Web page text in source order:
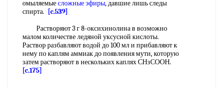
омыляемыесложные эфиры, давшие лишь следы
спирта.
[c.539]
Растворяют 3 г 8-оксихинолина в возможно
малом количестве ледяной уксусной кислоты.
Раствор разбавляют водой до 100 мл и прибавляют к
нему по каплям аммиак до появления мути, которую
затем растворяют в нескольких каплях СНзСООН.
[c.175]